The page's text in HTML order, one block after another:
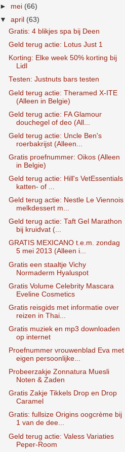
► mei (66)
▼april (63)
Gratis: 4 blikjes spa bij Deen
Geld terug actie: Lotus Just 1
Korting: Elke week 50% korting bij
Lidl
Testen: Justnuts bars testen
Geld terug actie: Theramed X-ITE
(Alleen in Belgie)
Geld terug actie: FA Glamour
douchegel of deo (All...
Geld terug actie: Uncle Ben's
roerbakrijst (Alleen...
Gratis proefnummer: Oikos (Alleen
in Belgie)
Geld terug actie: Hill's VetEssentials
katten- of ...
Geld terug actie: Nestle Le Viennois
melkdessert m...
Geld terug actie: Taft Gel Marathon
bij kruidvat (...
GRATIS MEXICANO t.e.m. zondag
5 mei 2013 (Alleen i...
Gratis een staaltje Vichy
Normaderm Hyaluspot
Gratis Volume Celebrity Mascara
Eveline Cosmetics
Gratis reisgids met informatie over
reizen in Thai...
Gratis muziek en mp3 downloaden
op internet
Proefnummer vrouwenblad Eva met
eigen persoonlijke...
Probeerzakje Zonnatura Muesli
Noten & Zaden
Gratis Zakje Tikkels Drop en Drop
Caramel
Gratis: fullsize Origins oogcrème bij
1 van de dee...
Geld terug actie: Valess Variaties
Peper-Room